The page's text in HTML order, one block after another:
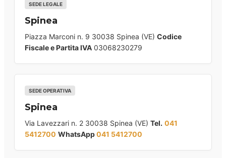
SEDE LEGALE
Spinea
Piazza Marconi n. 9 30038 Spinea (VE) Codice
Fiscale e Partita IVA 03068230279
SEDE OPERATIVA
Spinea
Via Lavezzari n. 2 30038 Spinea (VE) Tel. 041
5412700 WhatsApp041 5412700